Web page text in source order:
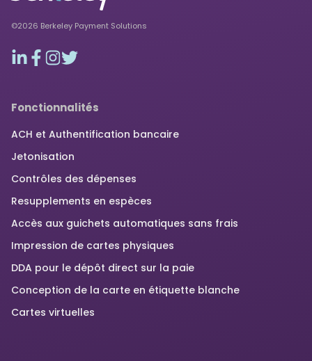
©2026 Berkeley Payment Solutions
Fonctionnalités
ACH et Authentification bancaire
Jetonisation
Contrôles des dépenses
Resupplements en espèces
Accès aux guichets automatiques sans frais
Impression de cartes physiques
DDA pour le dépôt direct sur la paie
Conception de la carte en étiquette blanche
Cartes virtuelles